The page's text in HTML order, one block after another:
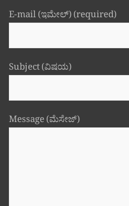
E-mail (ಇಮೇಲ್) (required)
Subject (ವಿಷಯ)
Message (ಮೆಸೇಜ್)